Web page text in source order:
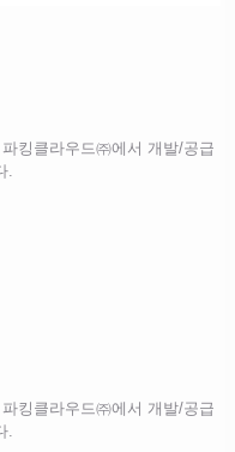
킹클라우드㈜에서 개발/공급
.
킹클라우드㈜에서 개발/공급
.